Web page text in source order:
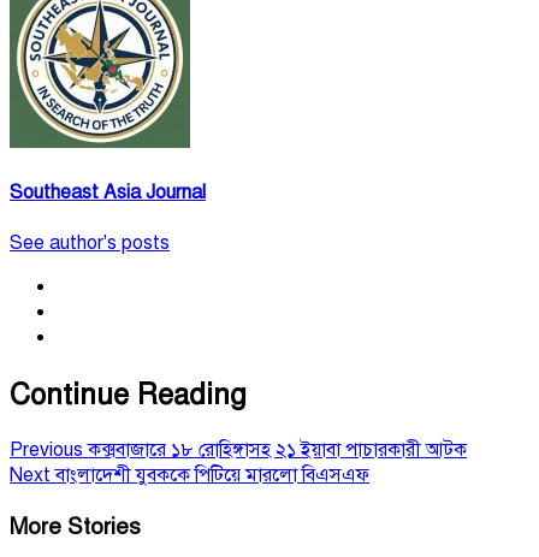
Southeast Asia Journal
See author's posts
Continue Reading
Previous কক্সবাজারে ১৮ রোহিঙ্গাসহ ২১ ইয়াবা পাচারকারী আটক
Next বাংলাদেশী যুবককে পিটিয়ে মারলো বিএসএফ
More Stories